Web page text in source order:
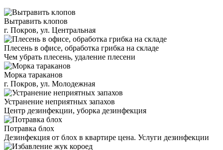
Вытравить клопов
г. Покров, ул. Центральная
Плесень в офисе, обработка грибка на складе
Чем убрать плесень, удаление плесени
Морка тараканов
г. Покров, ул. Молодежная
Устранение неприятных запахов
Центр дезинфекции, уборка дезинфекция
Потравка блох
Дезинфекция от блох в квартире цена. Услуги дезинфекции